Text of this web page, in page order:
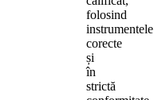
folosind
instrumentele
corecte
și
în
strictă